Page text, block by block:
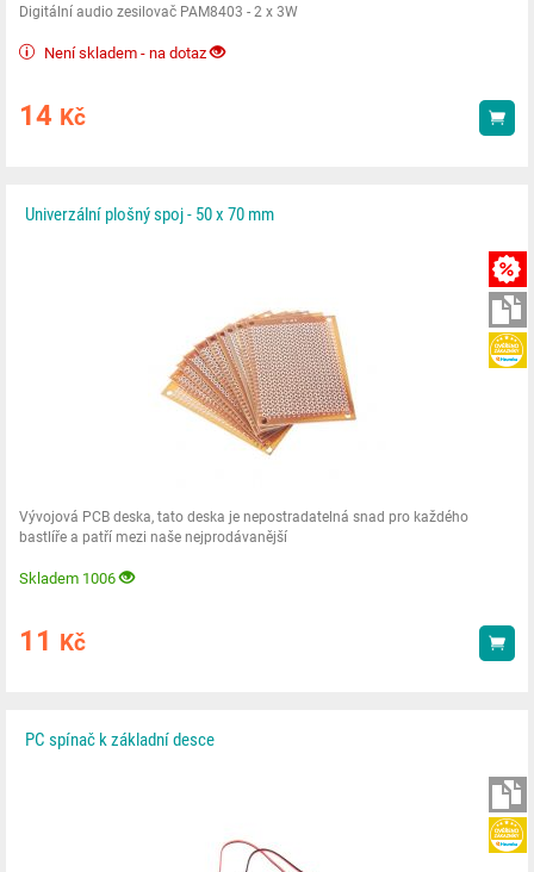
Digitální audio zesilovač PAM8403 - 2 x 3W
Není skladem - na dotaz
14 Kč
Univerzální plošný spoj - 50 x 70 mm
Vývojová PCB deska, tato deska je nepostradatelná snad pro každého
bastlíře a patří mezi naše nejprodávanější
Skladem 1006
11 Kč
PC spínač k základní desce